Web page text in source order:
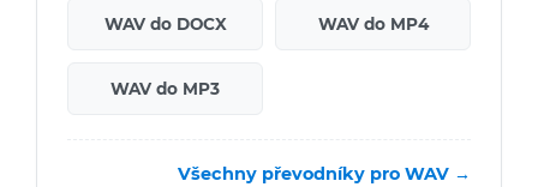
WAV do DOCX WAV do MP4
WAV do MP3
Všechny převodníky pro WAV →